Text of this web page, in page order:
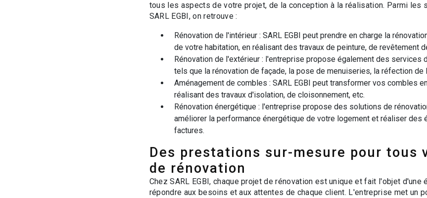
tous les aspects de votre projet, de la conception à la réalisation. Parmi les
SARL EGBI, on retrouve :
Rénovation de l'intérieur : SARL EGBI peut prendre en charge la
de votre habitation, en réalisant des travaux de peinture, de revêtement
Rénovation de l'extérieur : l'entreprise propose également des services
tels que la rénovation de façade, la pose de menuiseries, la réfection de
Aménagement de combles : SARL EGBI peut transformer vos combles
réalisant des travaux d'isolation, de cloisonnement, etc.
Rénovation énergétique : l'entreprise propose des solutions de
améliorer la performance énergétique de votre logement et réaliser des
factures.
Des prestations sur-mesure pour tous
de rénovation
Chez SARL EGBI, chaque projet de rénovation est unique et fait l'objet d'une
répondre aux besoins et aux attentes de chaque client. L'entreprise met un